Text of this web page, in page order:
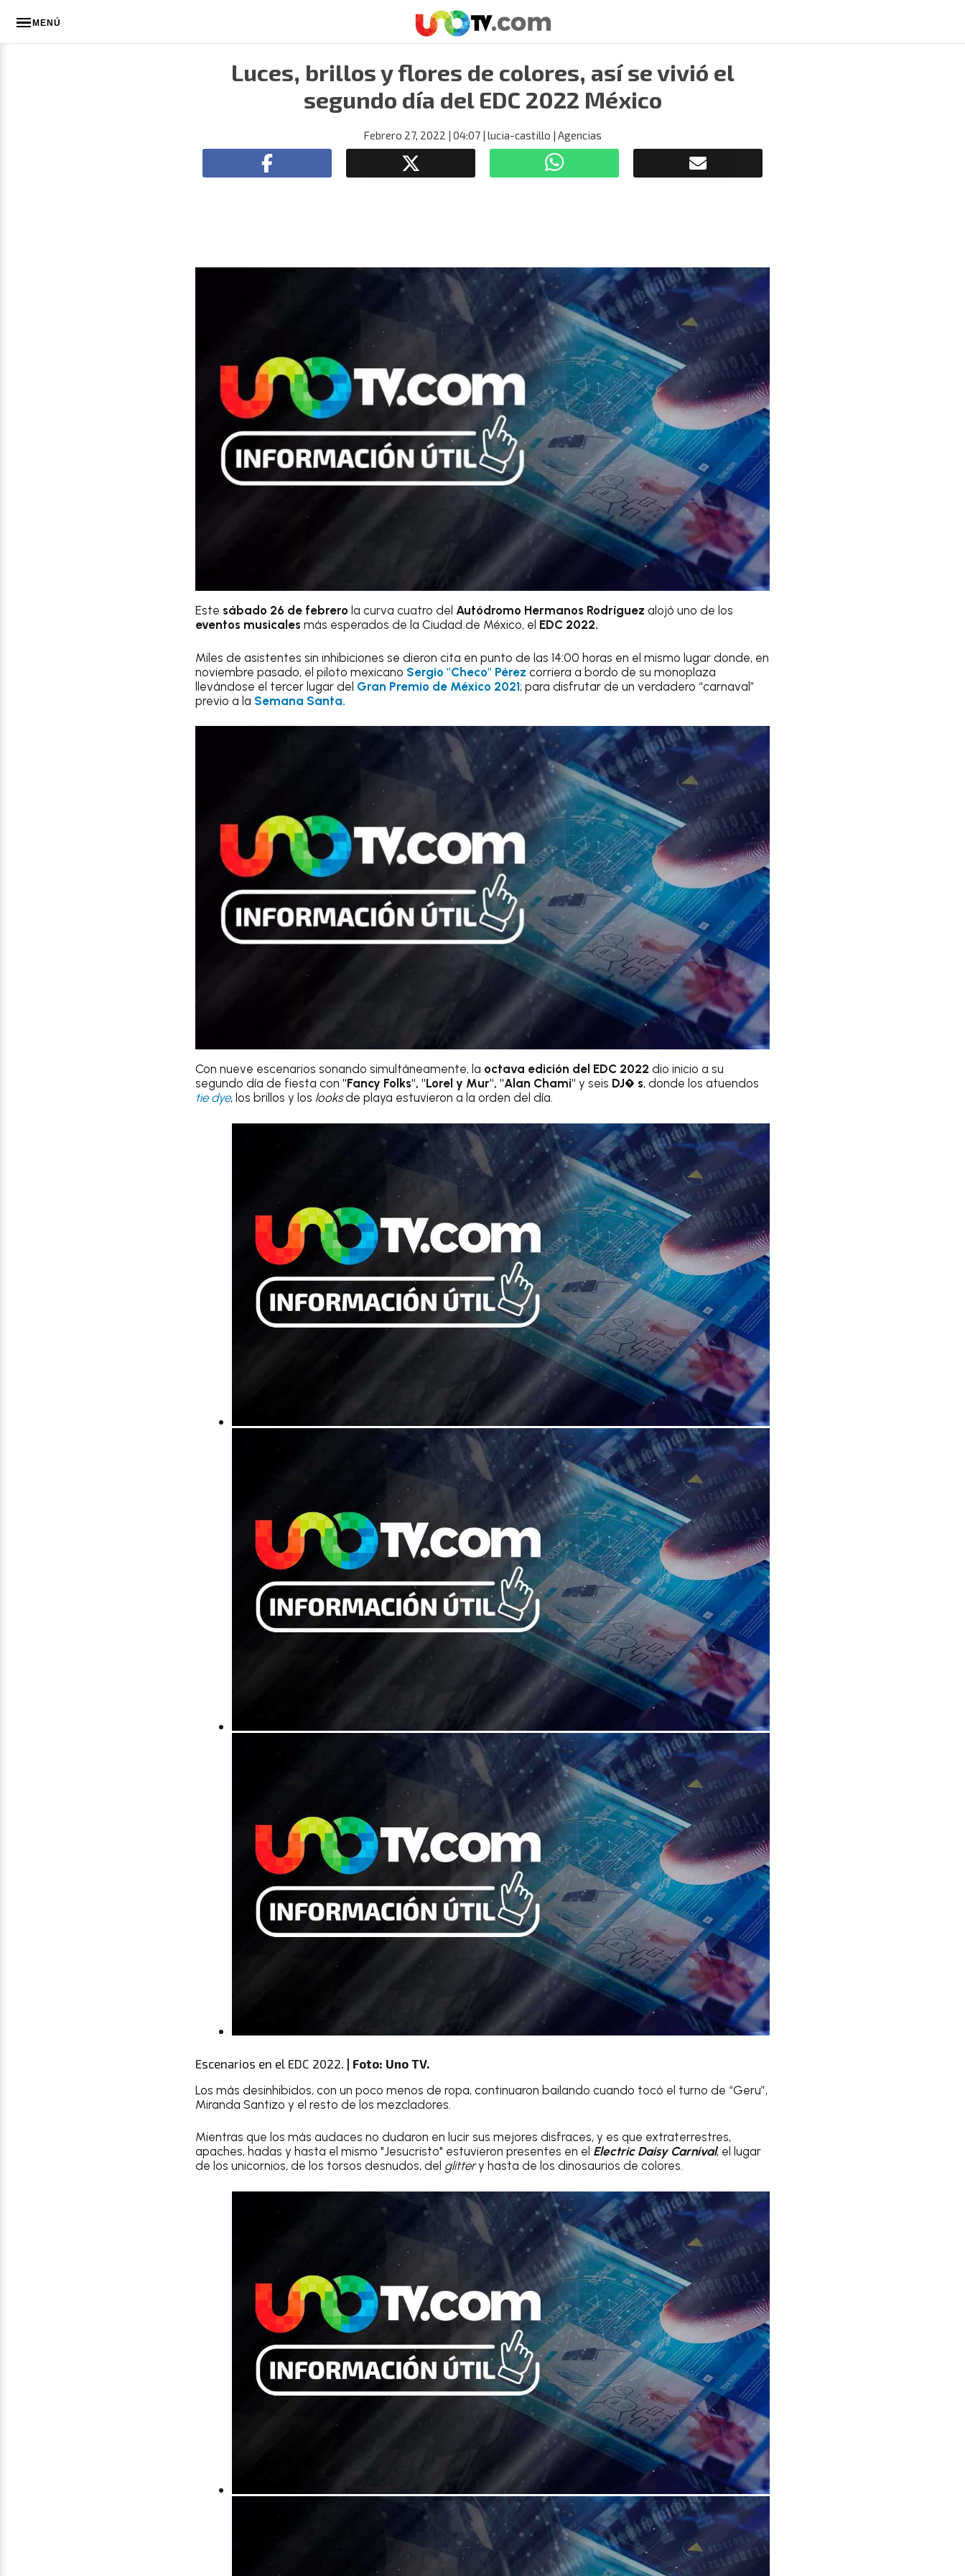
MENÚ
Luces, brillos y flores de colores, así se vivió el
segundo día del EDC 2022 México
Febrero 27, 2022 | 04:07 | lucia-castillo | Agencias
Este sábado 26 de febrero la curva cuatro del Autódromo Hermanos Rodríguez alojó uno de los
eventos musicales más esperados de la Ciudad de México, el EDC 2022.
Miles de asistentes sin inhibiciones se dieron cita en punto de las 14:00 horas en el mismo lugar donde, en
noviembre pasado, el piloto mexicano Sergio "Checo" Pérez corriera a bordo de su monoplaza
llevándose el tercer lugar del Gran Premio de México 2021; para disfrutar de un verdadero “carnaval”
previo a la Semana Santa.
Con nueve escenarios sonando simultáneamente, la octava edición del EDC 2022 dio inicio a su
segundo día de fiesta con "Fancy Folks", "Lorel y Mur", "Alan Chami" y seis DJ� s, donde los atuendos
tie dye, los brillos y los looksde playa estuvieron a la orden del día.
Escenarios en el EDC 2022. | Foto: Uno TV.
Los más desinhibidos, con un poco menos de ropa, continuaron bailando cuando tocó el turno de “Geru”,
Miranda Santizo y el resto de los mezcladores.
Mientras que los más audaces no dudaron en lucir sus mejores disfraces, y es que extraterrestres,
apaches, hadas y hasta el mismo "Jesucristo" estuvieron presentes en el Electric Daisy Carnival, el lugar
de los unicornios, de los torsos desnudos, del glittery hasta de los dinosaurios de colores.